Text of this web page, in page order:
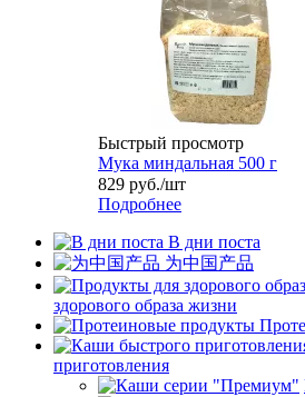
Быстрый просмотр
Мука миндальная 500 г
829 руб./шт
Подробнее
В дни поста
为中国产品
здорового образа жизни
приготовления